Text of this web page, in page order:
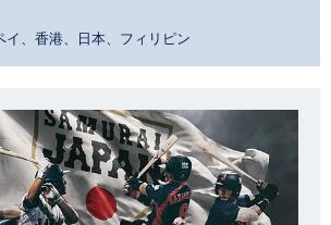
イ、香港、日本、フィリピン